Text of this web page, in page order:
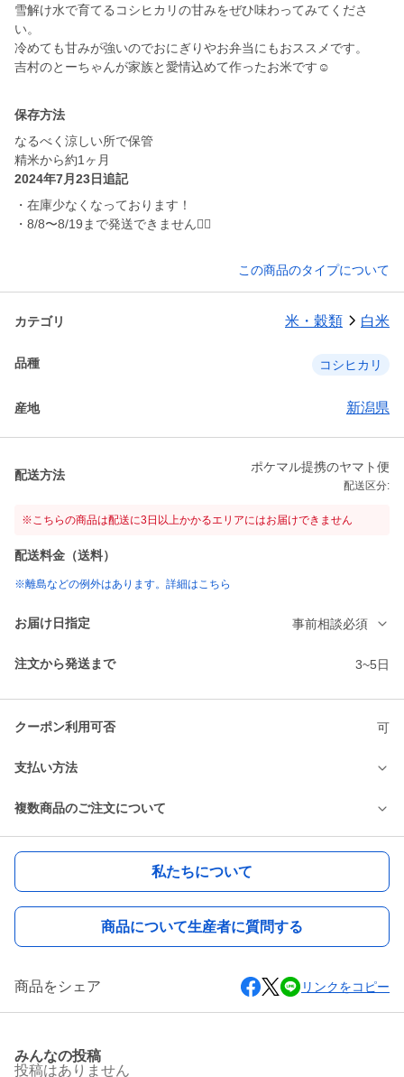
雪解け水で育てるコシヒカリの甘みをぜひ味わってみてくださ
い。
冷めても甘みが強いのでおにぎりやお弁当にもおススメです。
吉村のとーちゃんが家族と愛情込めて作ったお米です☺︎
保存方法
なるべく涼しい所で保管
精米から約1ヶ月
2024年7月23日追記
・在庫少なくなっております！
・8/8〜8/19まで発送できません🙇‍♀️
この商品のタイプについて
カテゴリ 米・穀類 白米
品種 コシヒカリ
産地 新潟県
配送方法
ポケマル提携のヤマト便
配送区分:
※こちらの商品は配送に3日以上かかるエリアにはお届けできません
配送料金（送料）
※離島などの例外はあります。詳細はこちら
お届け日指定 事前相談必須
注文から発送まで 3~5日
クーポン利用可否 可
支払い方法
複数商品のご注文について
私たちについて
商品について生産者に質問する
商品をシェア リンクをコピー
みんなの投稿
投稿はありません